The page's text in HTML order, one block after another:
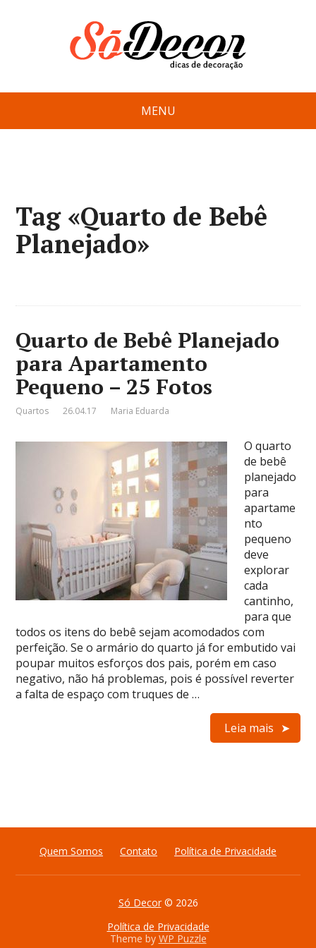
MENU
Tag «Quarto de Bebê
Planejado»
Quarto de Bebê Planejado
para Apartamento
Pequeno – 25 Fotos
Quartos 26.04.17 Maria Eduarda
O quarto
de bebê
planejado
para
apartame
nto
pequeno
deve
explorar
cada
cantinho,
para que
todos os itens do bebê sejam acomodados com
perfeição. Se o armário do quarto já for embutido vai
poupar muitos esforços dos pais, porém em caso
negativo, não há problemas, pois é possível reverter
a falta de espaço com truques de …
Leia mais
Quem Somos Contato Política de Privacidade
Só Decor© 2026
Política de Privacidade
Theme by WP Puzzle